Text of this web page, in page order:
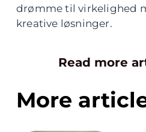
drømme til virkelighed
kreative løsninger.
Read more
More